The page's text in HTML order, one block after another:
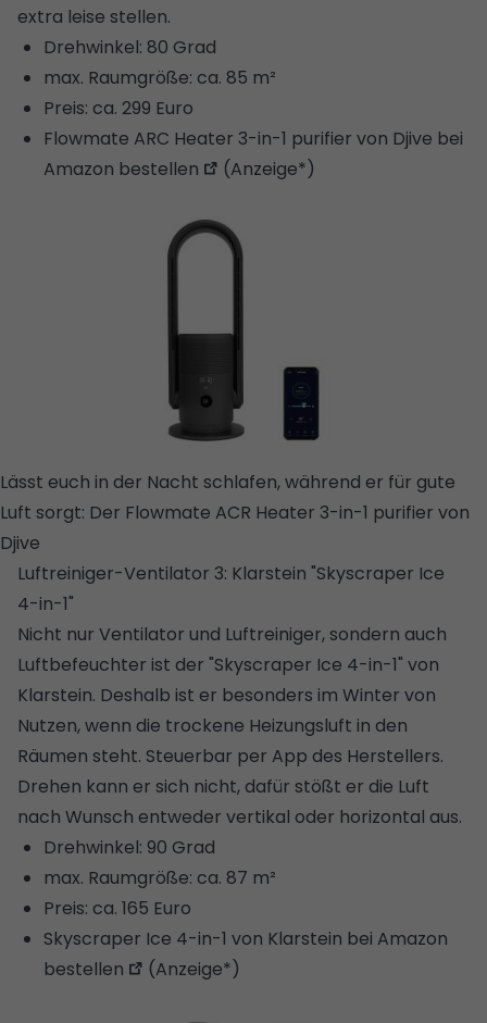
extra leise stellen.
Drehwinkel: 80 Grad
max. Raumgröße: ca. 85 m²
Preis: ca. 299 Euro
Flowmate ARC Heater 3-in-1 purifier von Djive bei
Amazon bestellen
(Anzeige*)
Lässt euch in der Nacht schlafen, während er für gute
Luft sorgt: Der Flowmate ACR Heater 3-in-1 purifier von
Djive
Luftreiniger-Ventilator 3: Klarstein "Skyscraper Ice
4-in-1"
Nicht nur Ventilator und Luftreiniger, sondern auch
Luftbefeuchter ist der "Skyscraper Ice 4-in-1" von
Klarstein. Deshalb ist er besonders im Winter von
Nutzen, wenn die trockene Heizungsluft in den
Räumen steht. Steuerbar per App des Herstellers.
Drehen kann er sich nicht, dafür stößt er die Luft
nach Wunsch entweder vertikal oder horizontal aus.
Drehwinkel: 90 Grad
max. Raumgröße: ca. 87 m²
Preis: ca. 165 Euro
Skyscraper Ice 4-in-1 von Klarstein bei Amazon
bestellen
(Anzeige*)